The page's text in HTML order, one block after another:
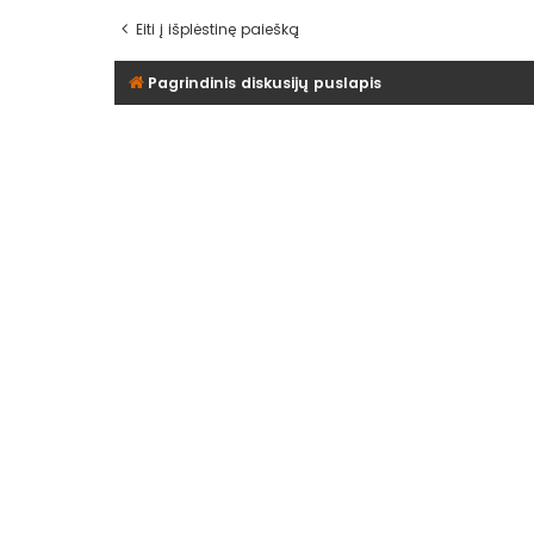
Eiti į išplėstinę paiešką
Pagrindinis diskusijų puslapis